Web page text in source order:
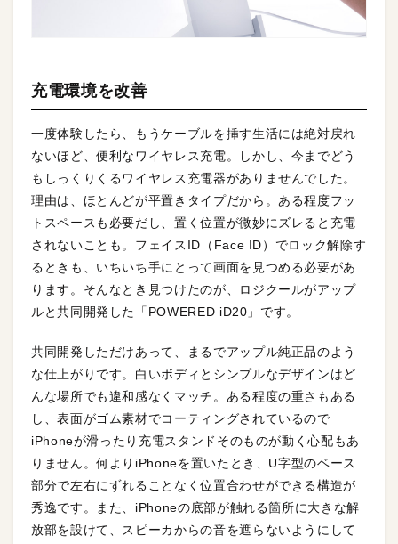
充電環境を改善
一度体験したら、もうケーブルを挿す生活には絶対戻れ
ないほど、便利なワイヤレス充電。しかし、今までどう
もしっくりくるワイヤレス充電器がありませんでした。
理由は、ほとんどが平置きタイプだから。ある程度フッ
トスペースも必要だし、置く位置が微妙にズレると充電
されないことも。フェイスID（Face ID）でロック解除す
るときも、いちいち手にとって画面を見つめる必要があ
ります。そんなとき見つけたのが、ロジクールがアップ
ルと共同開発した「POWERED iD20」です。
共同開発しただけあって、まるでアップル純正品のよう
な仕上がりです。白いボディとシンプルなデザインはど
んな場所でも違和感なくマッチ。ある程度の重さもある
し、表面がゴム素材でコーティングされているので
iPhoneが滑ったり充電スタンドそのものが動く心配もあ
りません。何よりiPhoneを置いたとき、U字型のベース
部分で左右にずれることなく位置合わせができる構造が
秀逸です。また、iPhoneの底部が触れる箇所に大きな解
放部を設けて、スピーカからの音を遮らないようにして